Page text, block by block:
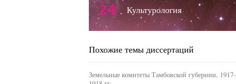
24 Культурология
Похожие темы диссертаций
Земельные комитеты Тамбовской губернии, 1917-